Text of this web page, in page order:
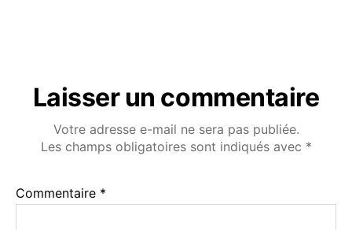
Laisser un commentaire
Votre adresse e-mail ne sera pas publiée.
Les champs obligatoires sont indiqués avec *
Commentaire *